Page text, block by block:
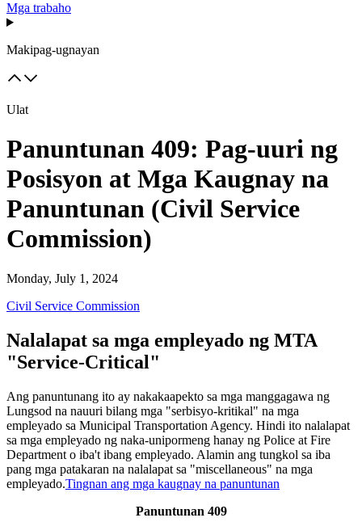
Mga trabaho
Makipag-ugnayan
Ulat
Panuntunan 409: Pag-uuri ng
Posisyon at Mga Kaugnay na
Panuntunan (Civil Service
Commission)
Monday, July 1, 2024
Civil Service Commission
Nalalapat sa mga empleyado ng MTA
"Service-Critical"
Ang panuntunang ito ay nakakaapekto sa mga manggagawa ng
Lungsod na nauuri bilang mga "serbisyo-kritikal" na mga
empleyado sa Municipal Transportation Agency. Hindi ito nalalapat
sa mga empleyado ng naka-unipormeng hanay ng Police at Fire
Department o iba't ibang empleyado. Alamin ang tungkol sa iba
pang mga patakaran na nalalapat sa "miscellaneous" na mga
empleyado.Tingnan ang mga kaugnay na panuntunan
Panuntunan 409